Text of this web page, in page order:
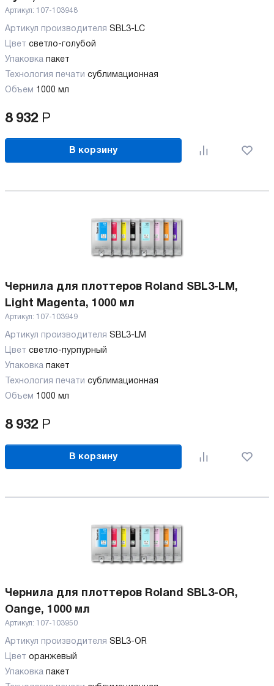
Артикул: 107-103948
Артикул производителя SBL3-LC
Цвет светло-голубой
Упаковка пакет
Технология печати сублимационная
Объем
1000 мл
8 932 Р
В корзину
Чернила для плоттеров Roland SBL3-LM,
Light Magenta, 1000 мл
Артикул: 107-103949
Артикул производителя SBL3-LM
Цвет светло-пурпурный
Упаковка пакет
Технология печати сублимационная
Объем
1000 мл
8 932 Р
В корзину
Чернила для плоттеров Roland SBL3-OR,
Oange, 1000 мл
Артикул: 107-103950
Артикул производителя SBL3-OR
Цвет оранжевый
Упаковка пакет